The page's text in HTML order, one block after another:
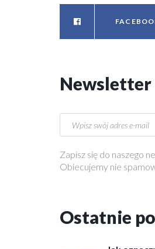
Newsletter
Zapisz się do naszego
Obiecujemy nie
Ostatnie